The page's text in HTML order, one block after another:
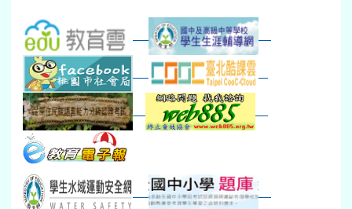
新生智力測驗補測(...
下午-新進教師研習
教師備課會議
新生訓練(整天)新生訓練(~12:00)
下午-校務會議14:00-
八九年級返校8-9
防災演練工作分配及...
30 31 2 3
本週_健康檢查週各班器材負責人訓練
發放班級書箱及晨讀...
技藝教育學程說明會...
12:30幹部訓練七年級新生健檢
本週_友善校園週收學生證、換補教科...
本週_圖書館開放借...
開學日
第一週
超額比序暨免試入學...